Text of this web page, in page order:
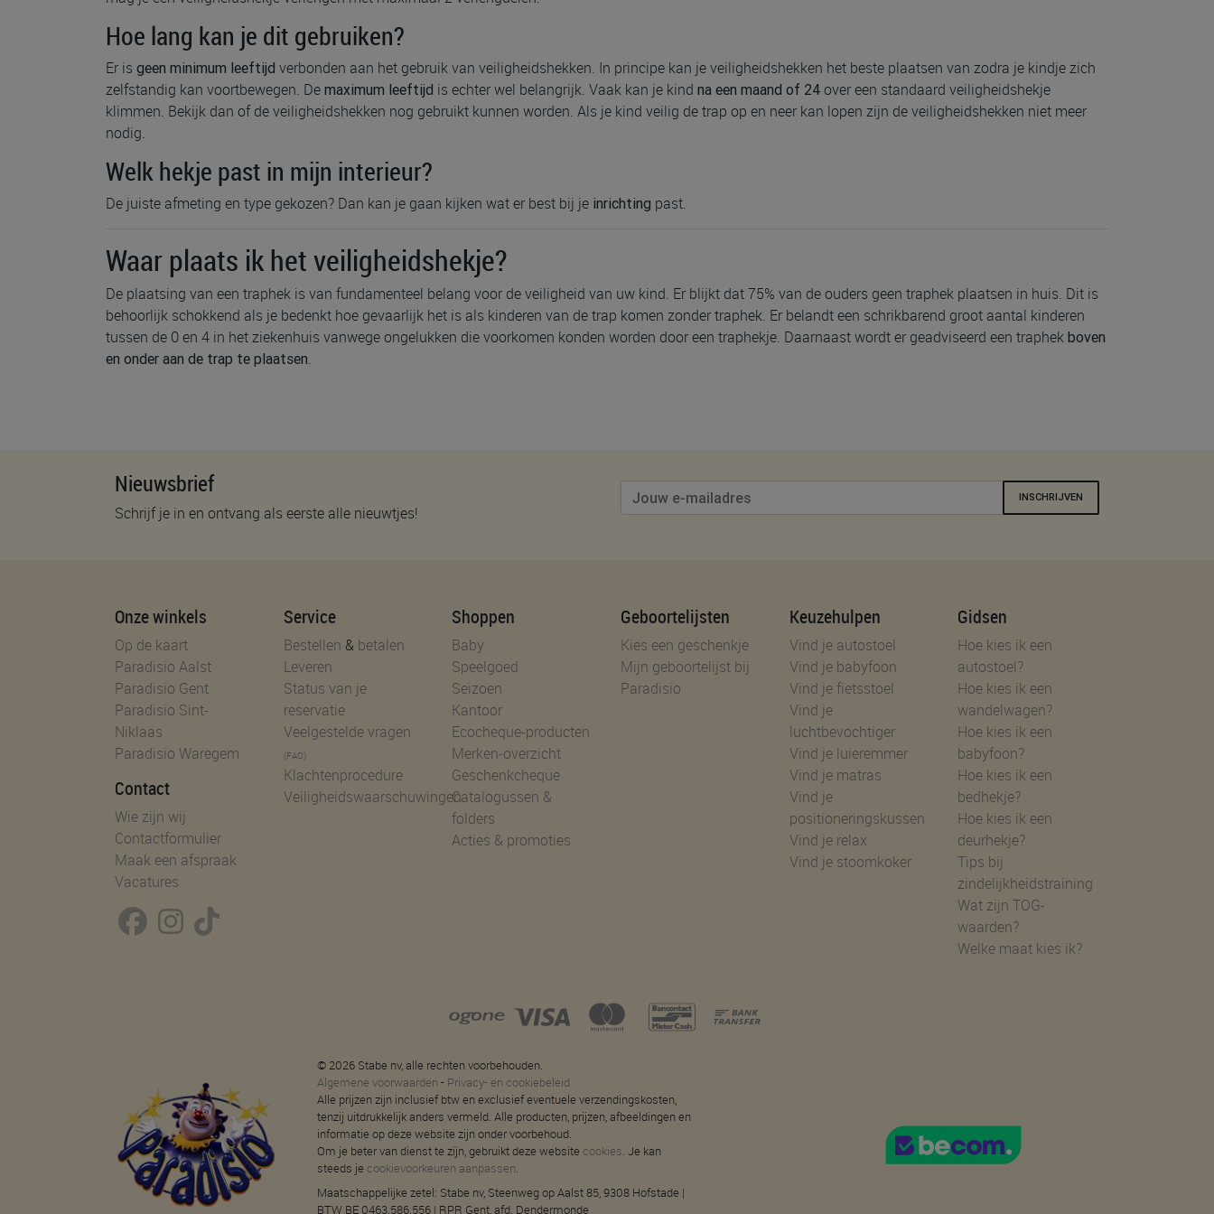
Hoe lang kan je dit gebruiken?
Er is geen minimum leeftijd verbonden aan het gebruik van veiligheidshekken. In principe kan je veiligheidshekken het beste plaatsen van zodra je kindje zich
zelfstandig kan voortbewegen. De maximum leeftijd is echter wel belangrijk. Vaak kan je kind na een maand of 24 over een standaard veiligheidshekje
klimmen. Bekijk dan of de veiligheidshekken nog gebruikt kunnen worden. Als je kind veilig de trap op en neer kan lopen zijn de veiligheidshekken niet meer
nodig.
Welk hekje past in mijn interieur?
De juiste afmeting en type gekozen? Dan kan je gaan kijken wat er best bij je inrichting past.
Waar plaats ik het veiligheidshekje?
De plaatsing van een traphek is van fundamenteel belang voor de veiligheid van uw kind. Er blijkt dat 75% van de ouders geen traphek plaatsen in huis. Dit is
behoorlijk schokkend als je bedenkt hoe gevaarlijk het is als kinderen van de trap komen zonder traphek. Er belandt een schrikbarend groot aantal kinderen
tussen de 0 en 4 in het ziekenhuis vanwege ongelukken die voorkomen konden worden door een traphekje. Daarnaast wordt er geadviseerd een traphek boven
en onder aan de trap te plaatsen.
Nieuwsbrief
Schrijf je in en ontvang als eerste alle nieuwtjes!
INSCHRIJVEN
Onze winkels
Op de kaart
Paradisio Aalst
Paradisio Gent
Paradisio Sint-
Niklaas
Paradisio Waregem
Contact
Wie zijn wij
Contactformulier
Maak een afspraak
Vacatures
Service
Bestellen & betalen
Leveren
Status van je
reservatie
Veelgestelde vragen
(FAQ)
Klachtenprocedure
Veiligheidswaarschuwingen
Shoppen
Baby
Speelgoed
Seizoen
Kantoor
Ecocheque-producten
Merken-overzicht
Geschenkcheque
Catalogussen &
folders
Acties & promoties
Geboortelijsten
Kies een geschenkje
Mijn geboortelijst bij
Paradisio
Keuzehulpen
Vind je autostoel
Vind je babyfoon
Vind je fietsstoel
Vind je
luchtbevochtiger
Vind je luieremmer
Vind je matras
Vind je
positioneringskussen
Vind je relax
Vind je stoomkoker
Gidsen
Hoe kies ik een
autostoel?
Hoe kies ik een
wandelwagen?
Hoe kies ik een
babyfoon?
Hoe kies ik een
bedhekje?
Hoe kies ik een
deurhekje?
Tips bij
zindelijkheidstraining
Wat zijn TOG-
waarden?
Welke maat kies ik?
© 2026 Stabe nv, alle rechten voorbehouden.
Algemene voorwaarden - Privacy- en cookiebeleid
Alle prijzen zijn inclusief btw en exclusief eventuele verzendingskosten,
tenzij uitdrukkelijk anders vermeld. Alle producten, prijzen, afbeeldingen en
informatie op deze website zijn onder voorbehoud.
Om je beter van dienst te zijn, gebruikt deze website cookies. Je kan
steeds je cookievoorkeuren aanpassen.
Maatschappelijke zetel: Stabe nv, Steenweg op Aalst 85, 9308 Hofstade |
BTW BE 0463.586.556 | RPR Gent, afd. Dendermonde